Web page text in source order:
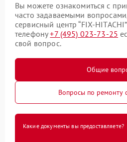
Вы можете ознакомиться с
часто задаваемыми
сервисный центр “FIX-
телефону+7 (495) 023-73-25
свой вопрос.
Общие
Вопросы по ремонту
Какие документы вы предоставляете?